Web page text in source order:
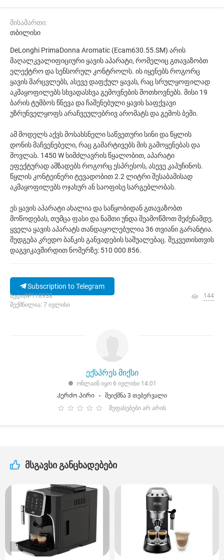
მისამართი:
თბილისი
DeLonghi PrimaDonna Aromatic (Ecam630.55.SM) არის
მაღალკვალიფიციური ყავის აპარატი, რომელიც გთავაზობთ
ელექტრო და სენსორულ კონტროლს. ის იყენებს როგორც
ყავის მარცვლებს, ასევე დაფქულ ყავას, რაც სრულყოფილად
აკმაყოფილებს სხვადასხვა გემოვნების მოთხოვნებს. მისი 19
ბარის ტუმბოს წნევა და ჩაშენებული ყავის საფქვავი
უზრუნველყოფს არაჩვეულებრივ არომატს და გემოს ბეში.
ამ მოდელს აქვს მოსახსნელი საწვეთური სინი და წყლის
დონის მაჩვენებელი, რაც გამარტივებს მის გამოყენებას და
მოვლას. 1450 W სიმძლავრის წყალობით, აპარატი
ეფექტურად ამზადებს როგორც ესპრესოს, ასევე კაპუჩინოს.
წყლის კონტეინერი ტევადობით 2.2 ლიტრი შესაბამისად
აკმაყოფილებს ოჯახურ ან საოფისე სარგებლობას.
ეს ყავის აპარატი ახალია და საწყობიდან გთავაზობთ
მოწოდებას, თუმცა ფასი და ნაშთი უნდა შეამოწმოთ შეძენამდე.
ყველა ყავის აპარატს თანდაყოლებულია 36 თვიანი გარანტია.
შედგება კრედო ბანკის განვადების საშუალებაც. შეკვეთისთვის
დაგვიკავშირდით ნომერზე: 510 000 856.
Subscription to Telegram
ხედი|№118938
შექმნილია: 7 ივლისი
144
ექსპრეს მიქსი
ონლაინ იყო 6 ივლისი 14:01
Კერძო პირი
შეიქმნა 3 თებერვალი
შეფასებები არ არის
მსგავსი განცხადებები
3